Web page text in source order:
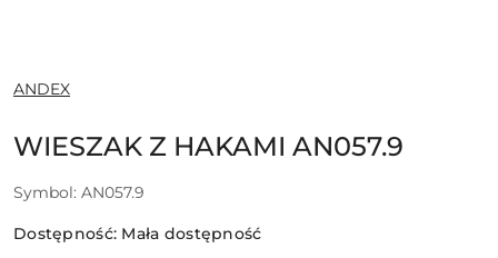
NAZWA
PRODUCENTA:
ANDEX
WIESZAK Z HAKAMI AN057.9
Symbol: AN057.9
Dostępność: Mała dostępność